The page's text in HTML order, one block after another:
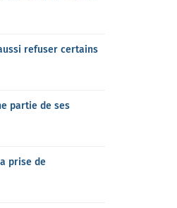
refuser certains
partie de ses
prise de